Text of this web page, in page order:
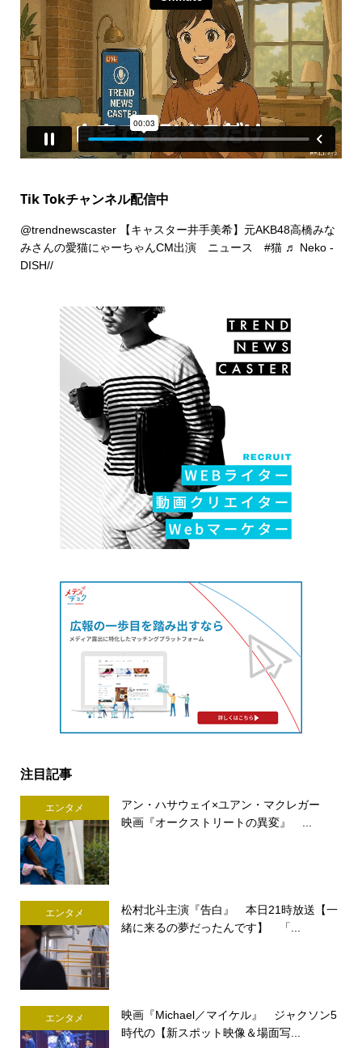
Tik Tokチャンネル配信中
@trendnewscaster【キャスター井手美希】元AKB48高橋みな
みさんの愛猫にゃーちゃんCM出演 ニュース #猫 ♬ Neko -
DISH//
注目記事
エンタメ
アン・ハサウェイ×ユアン・マクレガー
映画『オークストリートの異変』 ...
エンタメ
松村北斗主演『告白』 本日21時放送【一
緒に来るの夢だったんです】 「...
エンタメ
映画『Michael／マイケル』 ジャクソン5
時代の【新スポット映像＆場面写...